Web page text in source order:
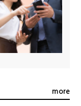
more